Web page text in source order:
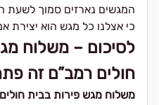
המגשים נארזים סמוך לשעת
כי אצלנו כל מגש הוא יצירת
לסיכום – משלוח
חולים רמב”ם זה
משלוח מגש פירות בבית